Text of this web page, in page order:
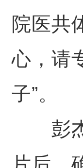
院医共
心，请
子”。
彭杰
片后，